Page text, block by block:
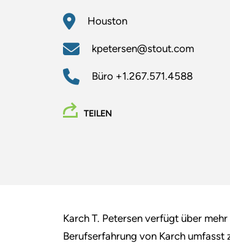
Houston
kpetersen@stout.com
Büro +1.267.571.4588
TEILEN
Karch T. Petersen verfügt über
Berufserfahrung von Karch